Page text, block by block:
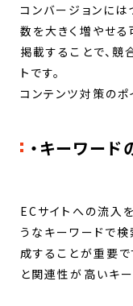
コンバージョンには
数を大きく増やせる
掲載することで、
トです。
コンテンツ対策のポ
・キーワー
ECサイトへの流入
うなキーワードで
成することが重要で
と関連性が高いキー